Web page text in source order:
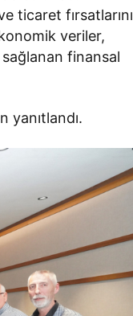
ticaret fırsatlarını
veriler,
finansal
yanıtlandı.